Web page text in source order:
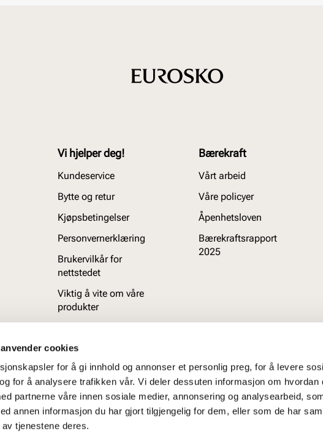
cookies
for å gi innhold og annonser et personlig preg, for å levere
for å analysere trafikken vår. Vi deler dessuten informasjon om hvordan
partnerne våre innen sosiale medier, annonsering og analysearbeid,
annen informasjon du har gjort tilgjengelig for dem, eller som de har
tjenestene deres.
Vi hjelper deg!
Kundeservice
Bytte og retur
Kjøpsbetingelser
Personvernerklæring
Brukervilkår for
nettstedet
Viktig å vite om våre
produkter
Bærekraft
Vårt arbeid
Våre policyer
Åpenhetsloven
Bærekraftsrapport
2025